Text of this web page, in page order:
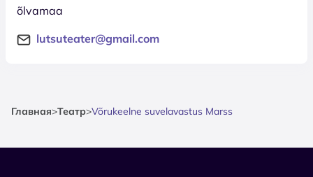
õlvamaa
lutsuteater@gmail.com
Главная>Театр>Võrukeelne suvelavastus Marss